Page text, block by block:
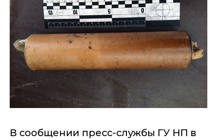
В сообщении пресс-службы ГУ НП в